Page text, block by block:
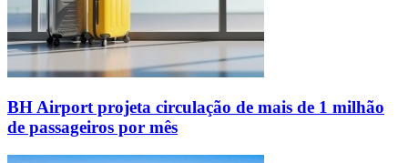
BH Airport projeta circulação de mais de 1 milhão
de passageiros por mês